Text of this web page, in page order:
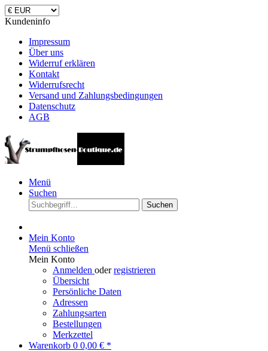
Kundeninfo
Impressum
Über uns
Widerruf erklären
Kontakt
Widerrufsrecht
Versand und Zahlungsbedingungen
Datenschutz
AGB
Menü
Suchen
Suchen
Mein Konto
Menü schließen
Mein Konto
Anmelden oderregistrieren
Übersicht
Persönliche Daten
Adressen
Zahlungsarten
Bestellungen
Merkzettel
Warenkorb 0 0,00 € *